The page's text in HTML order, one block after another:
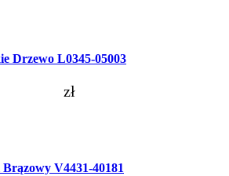
Drzewo L0345-05003
zł
V4431-40181